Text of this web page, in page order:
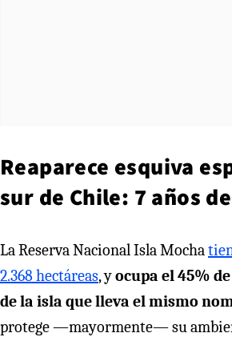
Reaparece esquiva
sur de Chile: 7 años
La Reserva Nacional Isla Mocha
2.368 hectáreas, yocupa el 45%
de la isla que lleva el mismo
protege —mayormente— su